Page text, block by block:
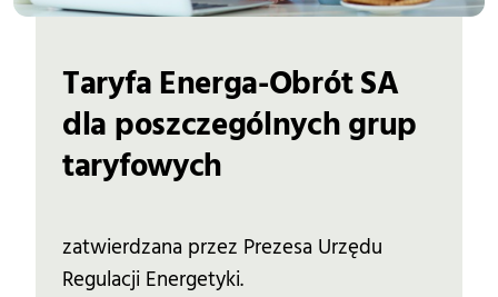
Taryfa Energa-Obrót SA
dla poszczególnych grup
taryfowych
zatwierdzana przez Prezesa Urzędu
Regulacji Energetyki.